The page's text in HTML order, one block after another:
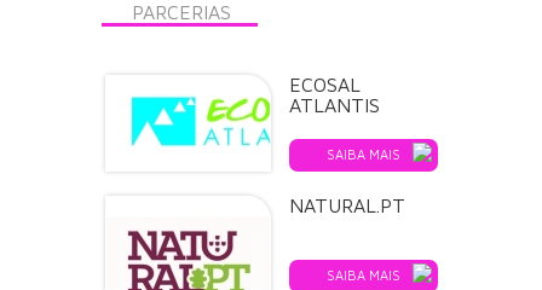
PARCERIAS
ECOSAL
ATLANTIS
SAIBA MAIS
NATURAL.PT
SAIBA MAIS